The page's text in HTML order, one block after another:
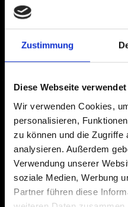
Zustimmung
Diese Webseite
Wir verwenden Cookies,
personalisieren,
zu können und die Zugriffe
analysieren. Außerdem
Verwendung unserer
soziale Medien, Werbung
Partner führen diese